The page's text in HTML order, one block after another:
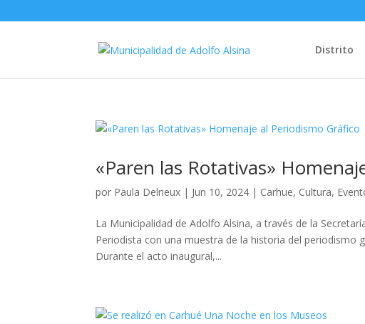
Distrito
«Paren las Rotativas»
por Paula Delrieux | Jun 10, 2024 | Carhue, Cultura,
La Municipalidad de Adolfo Alsina, a través de la
Periodista con una muestra de la historia del periodismo
Durante el acto inaugural,...